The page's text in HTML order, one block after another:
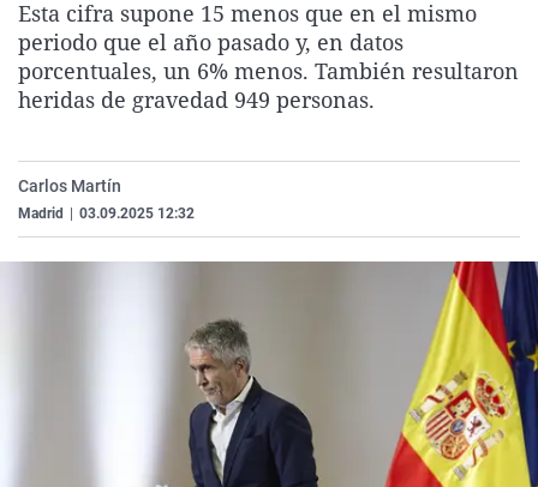
La rosa de los vientos
Gente viajera
Como el perro y el
Caso
Retornados
Equipo de
Extremadura
Galicia
La Rioja
Virales
Televisión
Elecciones
Esta cifra supone 15 menos que en el mismo
periodo que el año pasado y, en datos
porcentuales, un 6% menos. También resultaron
heridas de gravedad 949 personas.
Carlos Martín
Madrid 03.09.2025 12:32